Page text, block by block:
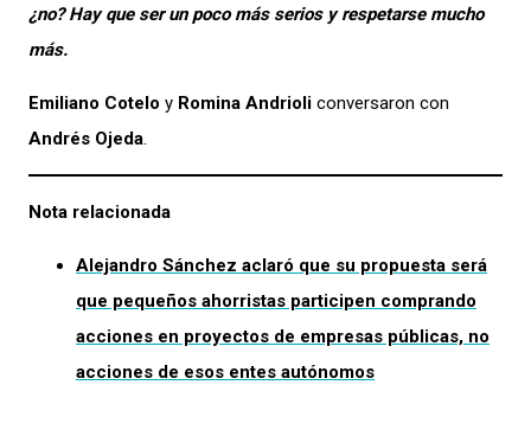
¿no? Hay que ser un poco más serios y respetarse mucho
más.
Emiliano Cotelo y Romina Andrioli conversaron con
Andrés Ojeda.
Nota relacionada
Alejandro Sánchez aclaró que su propuesta será
que pequeños ahorristas participen comprando
acciones en proyectos de empresas públicas, no
acciones de esos entes autónomos